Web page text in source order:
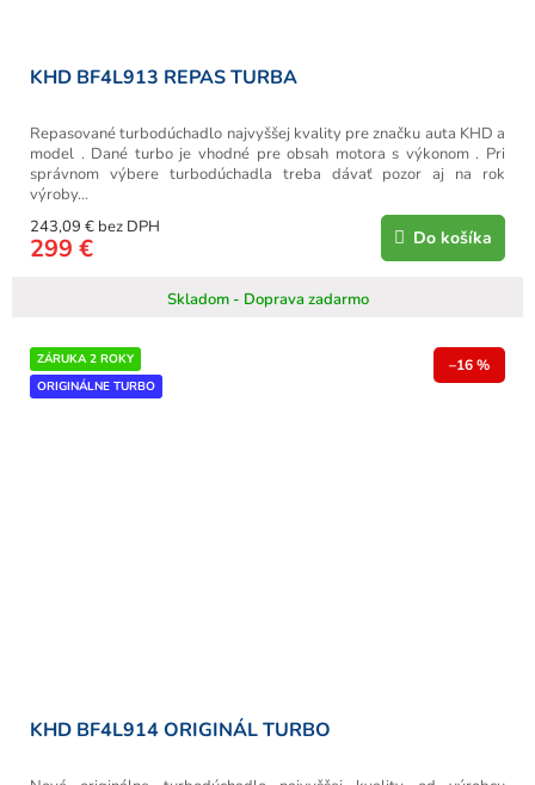
KHD BF4L913 REPAS TURBA
Skladom - Doprava zadarmo
243,09 € bez DPH
299 € Do košíka
Repasované turbodúchadlo najvyššej kvality pre značku auta KHD a
model . Dané turbo je vhodné pre obsah motora s výkonom . Pri
správnom výbere turbodúchadla treba dávať pozor aj na rok
výroby...
ZÁRUKA 2 ROKY
ORIGINÁLNE TURBO
–16 %
KHD BF4L914 ORIGINÁL TURBO